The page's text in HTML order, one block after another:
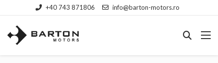
+40 743 871806 info@barton-motors.ro